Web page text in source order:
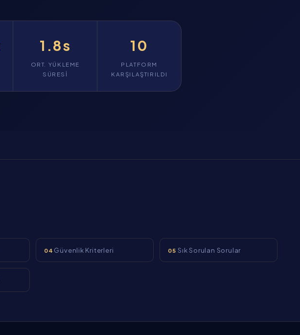
1.8s
ORT. YÜKLEME
SÜRESI
10
PLATFORM
KARŞILAŞTIRILDI
04 Güvenlik Kriterleri 05 Sık Sorulan Sorular